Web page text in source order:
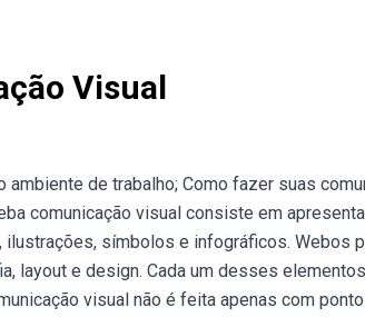
Visual
ambiente de trabalho; Como fazer suas
comunicação visual consiste em
símbolos e infográficos. Webos
layout e design. Cada um desses
visual não é feita apenas com